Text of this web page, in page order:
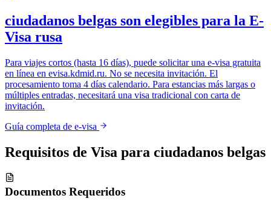
ciudadanos belgas son elegibles para la E-
Visa rusa
Para viajes cortos (hasta 16 días), puede solicitar una e-visa gratuita
en línea en evisa.kdmid.ru. No se necesita invitación. El
procesamiento toma 4 días calendario. Para estancias más largas o
múltiples entradas, necesitará una visa tradicional con carta de
invitación.
Guía completa de e-visa
Requisitos de Visa para ciudadanos belgas
Documentos Requeridos